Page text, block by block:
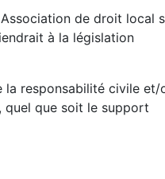
de droit local
à la législation
la responsabilité civile et/
quel que soit le support